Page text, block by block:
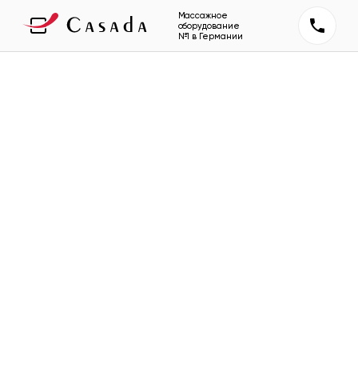
Массажное
оборудование
№1 в Германии